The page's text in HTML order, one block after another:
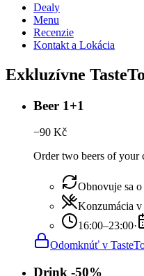
Dealy
Menu
Recenzie
Kontakt a Lokácia
Exkluzívne
Beer 1+1
−90 Kč
Order two beers of your
Obnovuje sa
Konzumácia
16:00–23:00·
Odomknúť v
Drink -50%